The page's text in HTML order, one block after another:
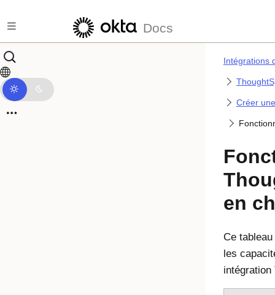
Docs
Intégrations
Créer
en
Ce
les
intégration